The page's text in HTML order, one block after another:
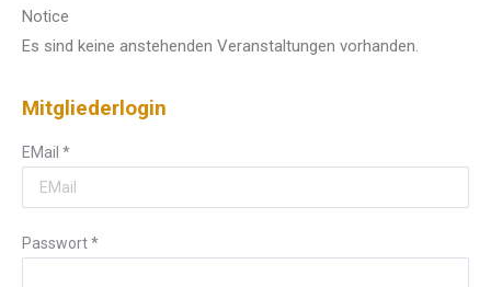
Notice
Es sind keine anstehenden Veranstaltungen vorhanden.
Mitgliederlogin
EMail *
Passwort*